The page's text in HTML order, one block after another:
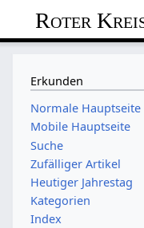
Roter
Erkunden
Normale Hauptseite
Mobile Hauptseite
Suche
Zufälliger Artikel
Heutiger Jahrestag
Kategorien
Index